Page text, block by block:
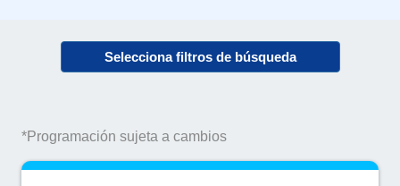
Selecciona filtros de búsqueda
*Programación sujeta a cambios